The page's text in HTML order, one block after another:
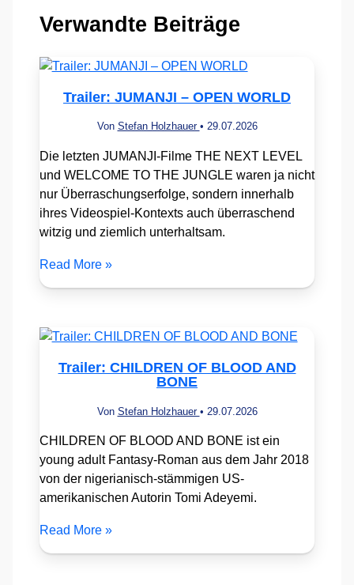
Verwandte Beiträge
Trailer: JUMANJI – OPEN WORLD
Von Stefan Holzhauer • 29.07.2026
Die letzten JUMANJI-Filme THE NEXT LEVEL
und WELCOME TO THE JUNGLE waren ja nicht
nur Überraschungserfolge, sondern innerhalb
ihres Videospiel-Kontexts auch überraschend
witzig und ziemlich unterhaltsam.
Read More »
Trailer: CHILDREN OF BLOOD AND
BONE
Von Stefan Holzhauer • 29.07.2026
CHILDREN OF BLOOD AND BONE ist ein
young adult Fantasy-Roman aus dem Jahr 2018
von der nigerianisch-stämmigen US-
amerikanischen Autorin Tomi Adeyemi.
Read More »